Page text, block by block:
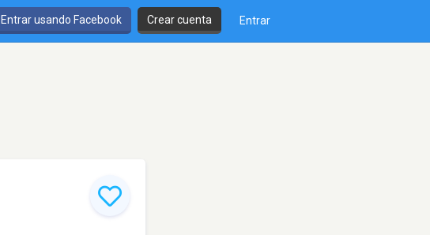
Entrar usando Facebook Crear cuenta Entrar